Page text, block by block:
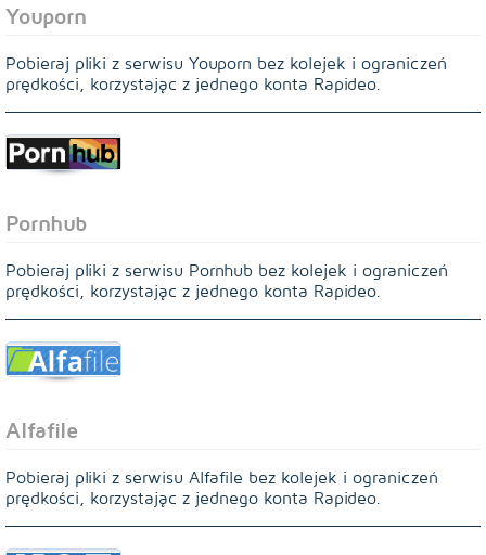
Youporn
Pobieraj pliki z serwisu Youporn bez kolejek i ograniczeń
prędkości, korzystając z jednego konta Rapideo.
Pornhub
Pobieraj pliki z serwisu Pornhub bez kolejek i ograniczeń
prędkości, korzystając z jednego konta Rapideo.
Alfafile
Pobieraj pliki z serwisu Alfafile bez kolejek i ograniczeń
prędkości, korzystając z jednego konta Rapideo.